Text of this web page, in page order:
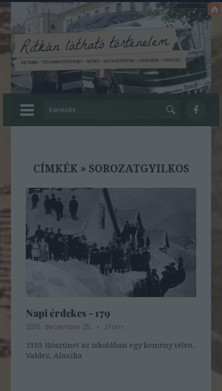
CÍMKÉK» SOROZATGYILKOS
Napi érdekes - 179
2016. december 25.
JTom
1910. Hószünet az iskolában egy kemény télen.
Valdez, Alaszka